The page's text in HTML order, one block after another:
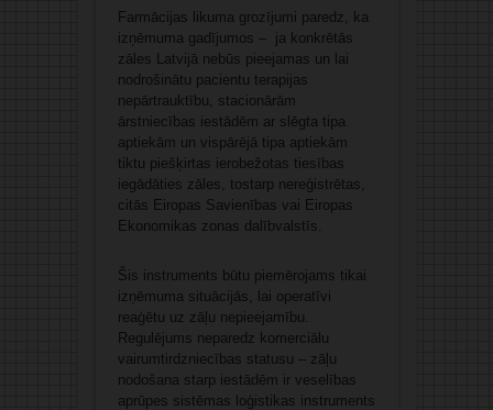
Farmācijas likuma grozījumi paredz, ka
izņēmuma gadījumos – ja konkrētās
zāles Latvijā nebūs pieejamas un lai
nodrošinātu pacientu terapijas
nepārtrauktību, stacionārām
ārstniecības iestādēm ar slēgta tipa
aptiekām un vispārējā tipa aptiekām
tiktu piešķirtas ierobežotas tiesības
iegādāties zāles, tostarp nereģistrētas,
citās Eiropas Savienības vai Eiropas
Ekonomikas zonas dalībvalstīs.
Šis instruments būtu piemērojams tikai
izņēmuma situācijās, lai operatīvi
reaģētu uz zāļu nepieejamību.
Regulējums neparedz komerciālu
vairumtirdzniecības statusu – zāļu
nodošana starp iestādēm ir veselības
aprūpes sistēmas loģistikas instruments